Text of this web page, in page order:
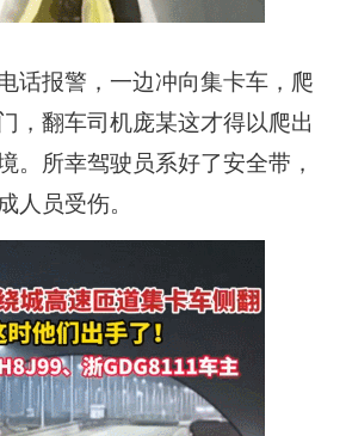
话报警，一边冲向集卡车， 爬
，翻车司机庞某这才得以爬出
。所幸驾驶员系好了安全带，
人员受伤。